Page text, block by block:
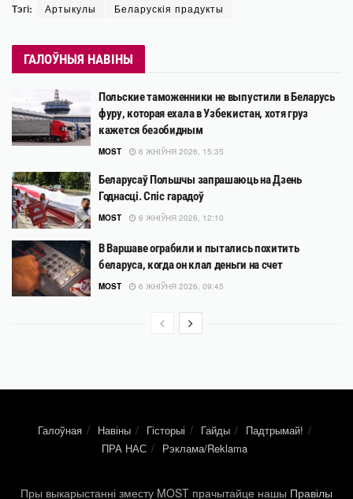
Тэгі: Артыкулы Беларускія прадукты
ГАЛОЎНЫЯ НАВІНЫ
Польские таможенники не выпустили в Беларусь
фуру, которая ехала в Узбекистан, хотя груз
кажется безобидным
MOST 6 ЖНІЎНЯ 2026, 15:35
Беларусаў Польшчы запрашаюць на Дзень
Годнасці. Спіс гарадоў
MOST 6 ЖНІЎНЯ 2026, 12:10
В Варшаве ограбили и пытались похитить
беларуса, когда он клал деньги на счет
MOST 6 ЖНІЎНЯ 2026, 09:45
Галоўная Навіны Гісторыі Гайды
Падтрымай!
ПРА НАС
Рэклама/Reklama
Пры выкарыстанні зместу MOST прачытайце нашы Правілы